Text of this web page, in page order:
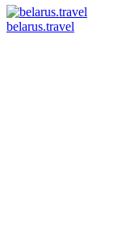
belarus.travel